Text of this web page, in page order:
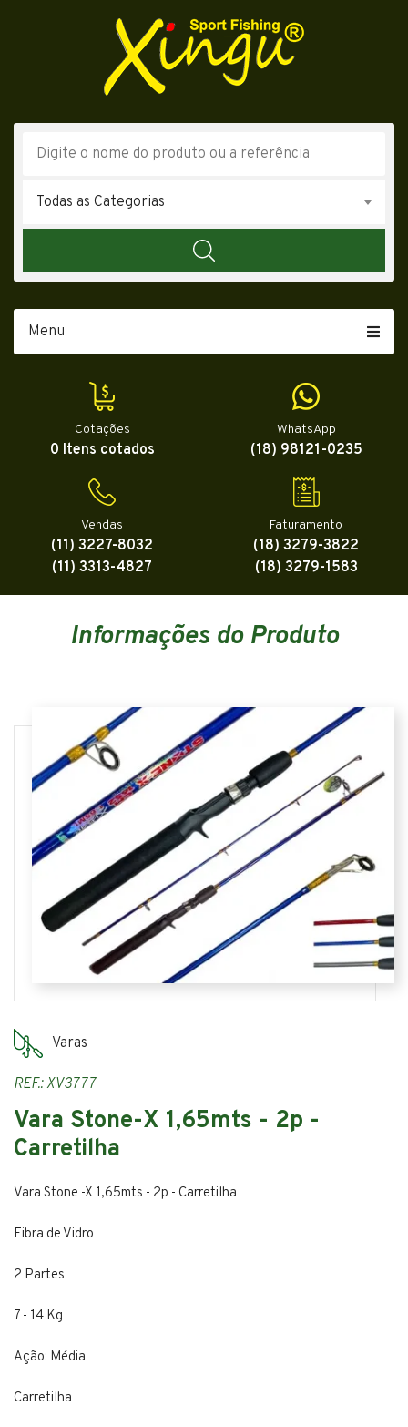
Todas as Categorias
Menu
Cotações
0 Itens cotados
WhatsApp
(18) 98121-0235
Vendas
(11) 3227-8032
(11) 3313-4827
Faturamento
(18) 3279-3822
(18) 3279-1583
Informações do Produto
Varas
REF.: XV3777
Vara Stone-X 1,65mts - 2p -
Carretilha
Vara Stone -X 1,65mts - 2p - Carretilha
Fibra de Vidro
2 Partes
7 - 14 Kg
Ação: Média
Carretilha